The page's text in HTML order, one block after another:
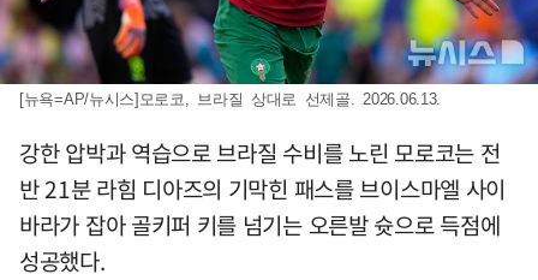
[뉴욕=AP/뉴시스]모로코, 브라질 상대로 선제골. 2026.06.13.
강한 압박과 역습으로 브라질 수비를 노린 모로코는 전
반 21분 라힘 디아즈의 기막힌 패스를 브이스마엘 사이
바라가 잡아 골키퍼 키를 넘기는 오른발 슛으로 득점에
성공했다.